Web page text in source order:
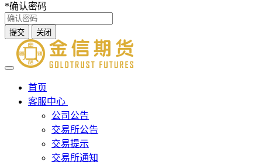
*确认密码
提交 关闭
首页
客服中心
公司公告
交易所公告
交易提示
交易所通知